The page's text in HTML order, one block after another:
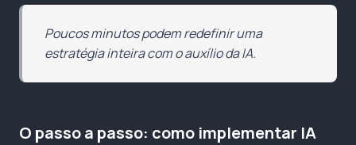
Poucos minutos podem redefinir uma
estratégia inteira com o auxílio da IA.
O passo a passo: como implementar IA